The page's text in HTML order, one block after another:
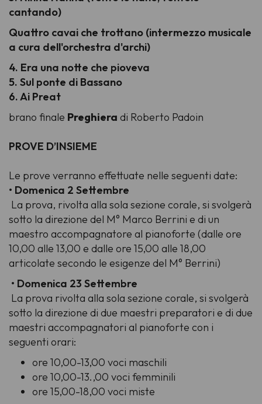
cantando)
Quattro cavai che trottano (intermezzo musicale
a cura dell'orchestra d'archi)
4. Era una notte che pioveva
5. Sul ponte di Bassano
6. Ai Preat
brano finale Preghiera di Roberto Padoin
PROVE D’INSIEME
Le prove verranno effettuate nelle seguenti date:
• Domenica 2 Settembre
La prova, rivolta alla sola sezione corale, si svolgerà
sotto la direzione del M° Marco Berrini e di un
maestro accompagnatore al pianoforte (dalle ore
10,00 alle 13,00 e dalle ore 15,00 alle 18,00
articolate secondo le esigenze del M° Berrini)
• Domenica 23 Settembre
La prova rivolta alla sola sezione corale, si svolgerà
sotto la direzione di due maestri preparatori e di due
maestri accompagnatori al pianoforte con i
seguenti orari:
ore 10,00-13,00 voci maschili
ore 10,00-13.,00 voci femminili
ore 15,00-18,00 voci miste